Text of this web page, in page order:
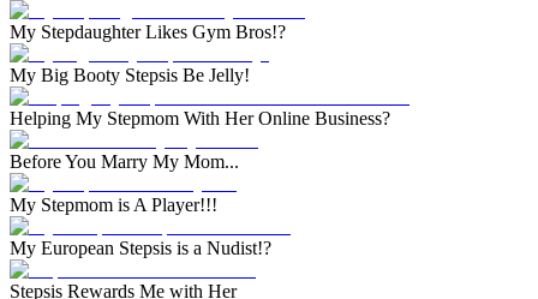
My Stepdaughter Likes Gym Bros!?
My Big Booty Stepsis Be Jelly!
Helping My Stepmom With Her Online Business?
Before You Marry My Mom...
My Stepmom is A Player!!!
My European Stepsis is a Nudist!?
Stepsis Rewards Me with Her